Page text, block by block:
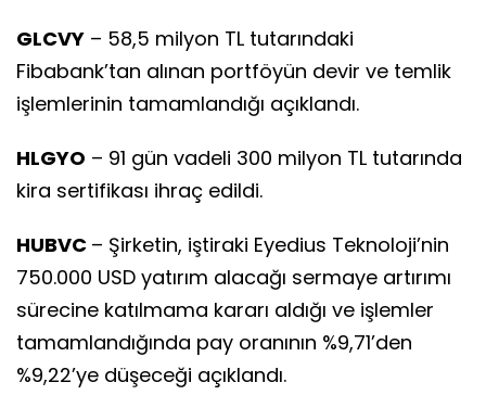
GLCVY – 58,5 milyon TL tutarındaki
Fibabank’tan alınan portföyün devir ve temlik
işlemlerinin tamamlandığı açıklandı.
HLGYO – 91 gün vadeli 300 milyon TL tutarında
kira sertifikası ihraç edildi.
HUBVC – Şirketin, iştiraki Eyedius Teknoloji’nin
750.000 USD yatırım alacağı sermaye artırımı
sürecine katılmama kararı aldığı ve işlemler
tamamlandığında pay oranının %9,71’den
%9,22’ye düşeceği açıklandı.